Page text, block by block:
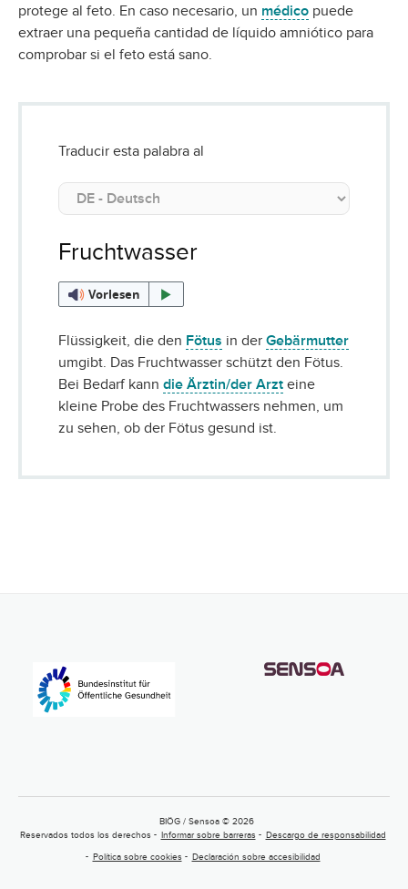
protege al feto. En caso necesario, un médico puede
extraer una pequeña cantidad de líquido amniótico para
comprobar si el feto está sano.
Traducir esta palabra al
Fruchtwasser
Vorlesen
Flüssigkeit, die den Fötus in der Gebärmutter
umgibt. Das Fruchtwasser schützt den Fötus.
Bei Bedarf kann die Ärztin/der Arzt eine
kleine Probe des Fruchtwassers nehmen, um
zu sehen, ob der Fötus gesund ist.
BIÖG / Sensoa © 2026
Reservados todos los derechos
Informar sobre barreras Descargo de responsabilidad
Política sobre cookies Declaración sobre accesibilidad